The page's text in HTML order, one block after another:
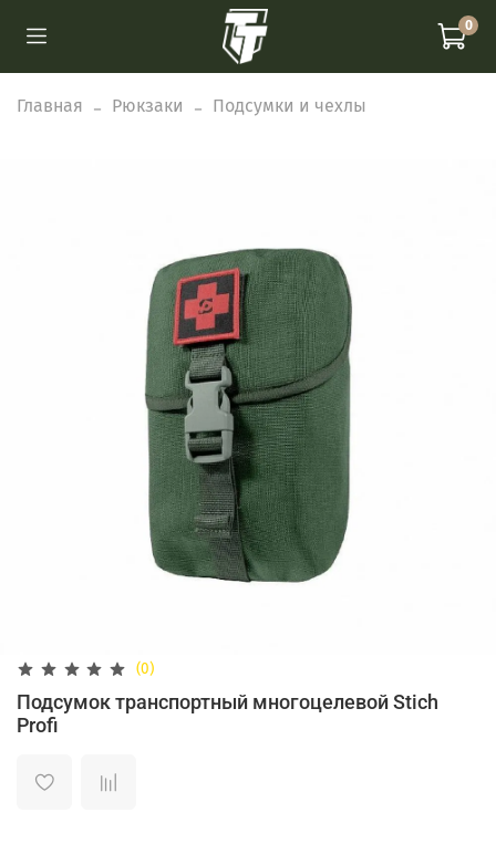
0
Главная Рюкзаки Подсумки и чехлы
(0)
Подсумок транспортный многоцелевой Stich
Profi